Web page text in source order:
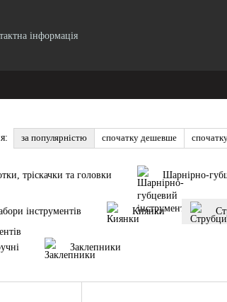
інформація
за популярністю спочатку дешевше
тріскачки та головки Шарнірно-
інструментів Киянки
Заклепники